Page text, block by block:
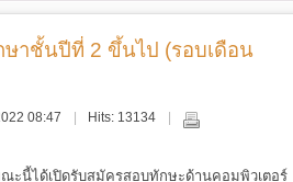
าชั้นปีที่ 2 ขึ้นไป (รอบเดือน
08:47 Hits: 13134
ะนี้ได้เปิดรับสมัครสอบทักษะด้านคอมพิวเตอร์